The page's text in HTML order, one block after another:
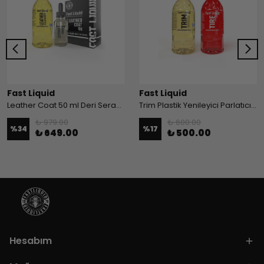
Fast Liquid
Leather Coat 50 ml Deri Seramik Kaplama ve Leather Cleaner 500 ml Deri Temizleyici Set Paket
%34
₺ 979.00
₺ 649.00
Fast Liquid
Trim Plastik Yenileyici Parlatıcı Onarıcı ve Tire Lastik Parlatıcı 500ml
%17
₺ 600.00
₺ 500.00
Hesabım